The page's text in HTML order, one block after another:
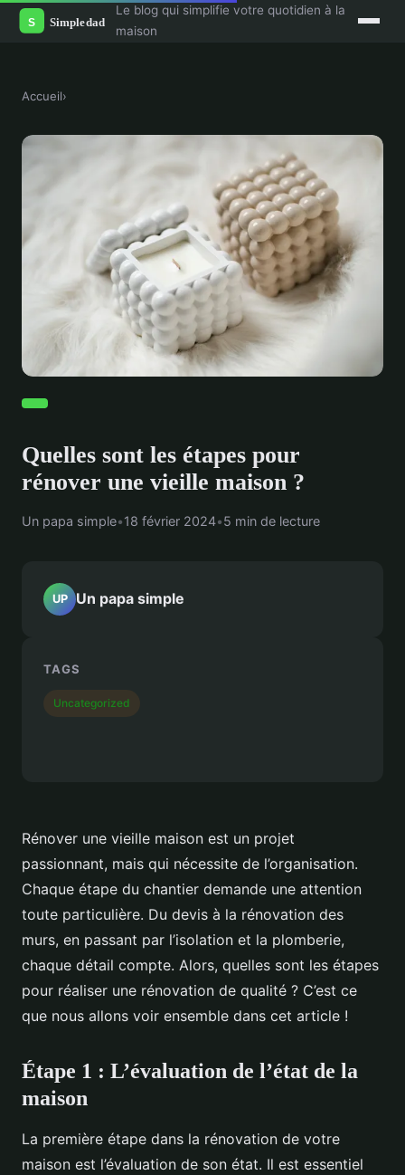
Le blog qui simplifie votre quotidien à la
maison
Accueil›
Quelles sont les étapes pour
rénover une vieille maison ?
Un papa simple•18 février 2024•5 min de lecture
Rénover une vieille maison est un projet
passionnant, mais qui nécessite de l’organisation.
Chaque étape du chantier demande une attention
toute particulière. Du devis à la rénovation des
murs, en passant par l’isolation et la plomberie,
chaque détail compte. Alors, quelles sont les étapes
pour réaliser une rénovation de qualité ? C’est ce
que nous allons voir ensemble dans cet article !
Étape 1 : L’évaluation de l’état de la
maison
La première étape dans la rénovation de votre
maison est l’évaluation de son état. Il est essentiel
UP Un papa simple
TAGS
Uncategorized